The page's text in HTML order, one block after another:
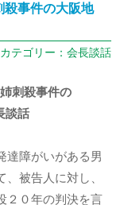
殺事件の大阪地
カテゴリー： 会長談話
刺殺事件の
談話
達障がいがある男
被告人に対し、
２０年の判決を言